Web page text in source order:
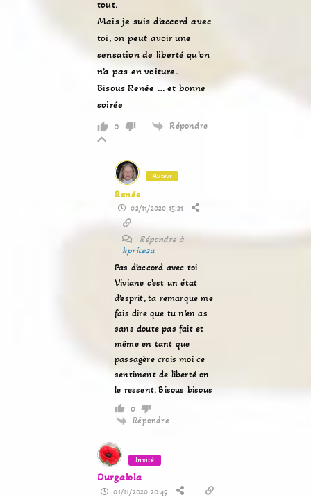
tout.
Mais je suis d’accord avec
toi, on peut avoir une
sensation de liberté qu’on
n’a pas en voiture.
Bisous Renée … et bonne
soirée
0 Répondre
Auteur
Renée
02/11/2020 15:21
Répondre à
kprice2a
Pas d’accord avec toi
Viviane c’est un état
d’esprit, ta remarque me
fais dire que tu n’en as
sans doute pas fait et
même en tant que
passagère crois moi ce
sentiment de liberté on
le ressent. Bisous bisous
0
Répondre
Invité
Durgalola
01/11/2020 20:49